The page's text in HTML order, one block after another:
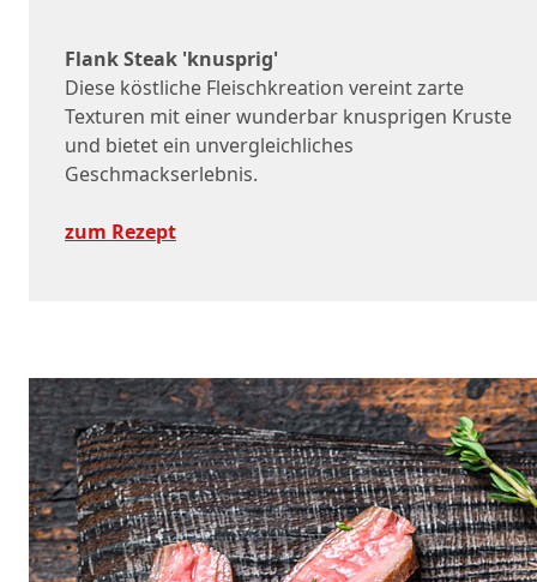
Flank Steak 'knusprig'
Diese köstliche Fleischkreation vereint zarte
Texturen mit einer wunderbar knusprigen Kruste
und bietet ein unvergleichliches
Geschmackserlebnis.
zum Rezept